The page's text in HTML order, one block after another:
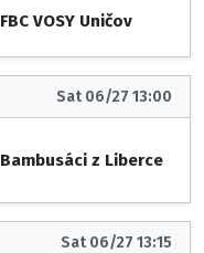
FBC VOSY Uničov
Sat 06/27 13:00
Bambusáci z Liberce
Sat 06/27 13:15